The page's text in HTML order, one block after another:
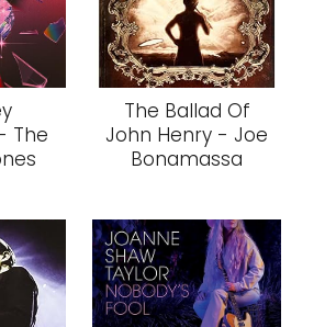
The
The Ballad Of
John Henry - Joe
Bonamassa